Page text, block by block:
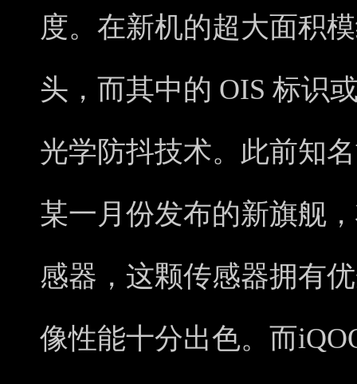
度。在新机的超大面积
头，而其中的 OIS 标识
光学防抖技术。此前知
某一月份发布的新旗舰
感器，这颗传感器拥有
像性能十分出色。而